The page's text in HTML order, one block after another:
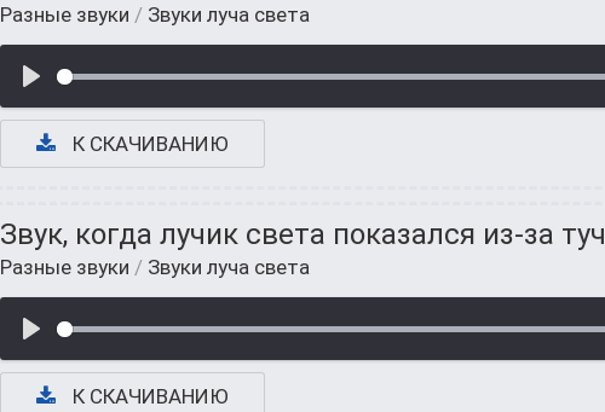
Разные звуки / Звуки луча света
К СКАЧИВАНИЮ
Звук, когда лучик света показался из-за туч
Разные звуки / Звуки луча света
К СКАЧИВАНИЮ